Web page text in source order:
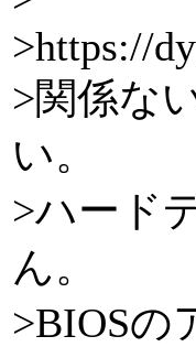
>https://
>関係な
い。
>ハード
ん。
>BIOSの